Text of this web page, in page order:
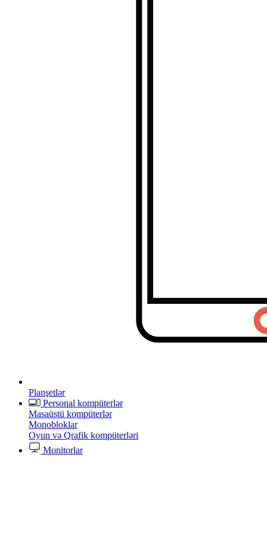
Planşetlər
Personal kompüterlər
Masaüstü kompüterlər
Monobloklar
Oyun və Qrafik kompüterləri
Monitorlar